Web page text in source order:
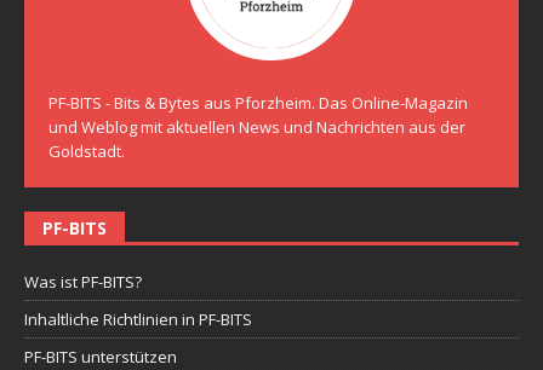
PF-BITS - Bits & Bytes aus Pforzheim. Das Online-Magazin
und Weblog mit aktuellen News und Nachrichten aus der
Goldstadt.
PF-BITS
Was ist PF-BITS?
Inhaltliche Richtlinien in PF-BITS
PF-BITS unterstützen